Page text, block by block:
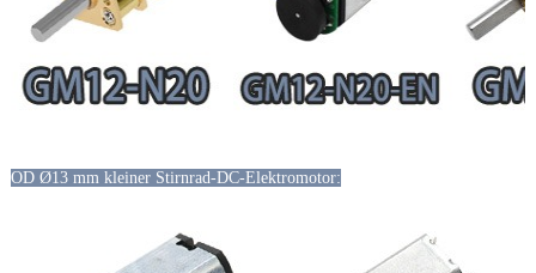
OD Ø13 mm kleiner Stirnrad-DC-Elektromotor: